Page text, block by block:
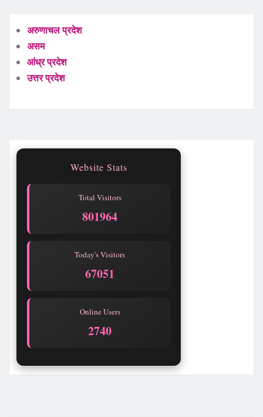
अरुणाचल प्रदेश
असम
आंध्र प्रदेश
उत्तर प्रदेश
Website Stats
Total Visitors
801964
Today's Visitors
67051
Online Users
2740